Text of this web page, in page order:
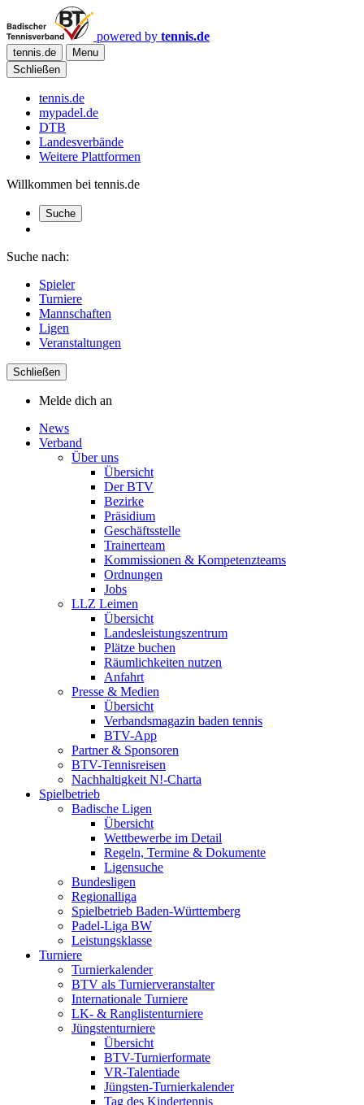
powered by tennis.de
tennis.de
Menu
Schließen
tennis.de
mypadel.de
DTB
Landesverbände
Weitere Plattformen
Willkommen bei tennis.de
Suche
Suche nach:
Spieler
Turniere
Mannschaften
Ligen
Veranstaltungen
Schließen
Melde dich an
News
Verband
Über uns
Übersicht
Der BTV
Bezirke
Präsidium
Geschäftsstelle
Trainerteam
Kommissionen & Kompetenzteams
Ordnungen
Jobs
LLZ Leimen
Übersicht
Landesleistungszentrum
Plätze buchen
Räumlichkeiten nutzen
Anfahrt
Presse & Medien
Übersicht
Verbandsmagazin baden tennis
BTV-App
Partner & Sponsoren
BTV-Tennisreisen
Nachhaltigkeit N!-Charta
Spielbetrieb
Badische Ligen
Übersicht
Wettbewerbe im Detail
Regeln, Termine & Dokumente
Ligensuche
Bundesligen
Regionalliga
Spielbetrieb Baden-Württemberg
Padel-Liga BW
Leistungsklasse
Turniere
Turnierkalender
BTV als Turnierveranstalter
Internationale Turniere
LK- & Ranglistenturniere
Jüngstenturniere
Übersicht
BTV-Turnierformate
VR-Talentiade
Jüngsten-Turnierkalender
Tag des Kindertennis